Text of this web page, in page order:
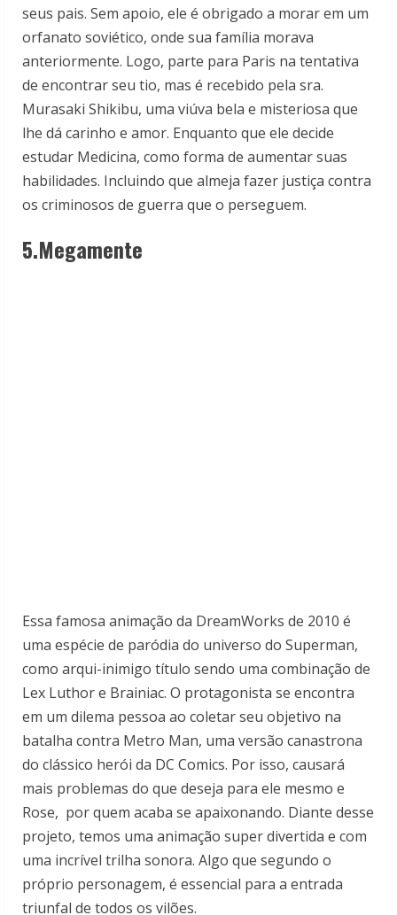
seus pais. Sem apoio, ele é obrigado a morar em um
orfanato soviético, onde sua família morava
anteriormente. Logo, parte para Paris na tentativa
de encontrar seu tio, mas é recebido pela sra.
Murasaki Shikibu, uma viúva bela e misteriosa que
lhe dá carinho e amor. Enquanto que ele decide
estudar Medicina, como forma de aumentar suas
habilidades. Incluindo que almeja fazer justiça contra
os criminosos de guerra que o perseguem.
5.Megamente
Essa famosa animação da DreamWorks de 2010 é
uma espécie de paródia do universo do Superman,
como arqui-inimigo título sendo uma combinação de
Lex Luthor e Brainiac. O protagonista se encontra
em um dilema pessoa ao coletar seu objetivo na
batalha contra Metro Man, uma versão canastrona
do clássico herói da DC Comics. Por isso, causará
mais problemas do que deseja para ele mesmo e
Rose, por quem acaba se apaixonando. Diante desse
projeto, temos uma animação super divertida e com
uma incrível trilha sonora. Algo que segundo o
próprio personagem, é essencial para a entrada
triunfal de todos os vilões.